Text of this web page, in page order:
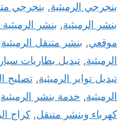
بنجرجي الرميثية, بنجرجي
بنشر الرميثية, بنشر الرميثية 24 ساعة
موقعي, بنشر متنقل الرميثية,
الرميثية, تبديل بطاريات
تبديل تواير الرميثية, تصليح
الرميثية, خدمة بنشر الرميثية
كهرباء وبنشر متنقل, كراج